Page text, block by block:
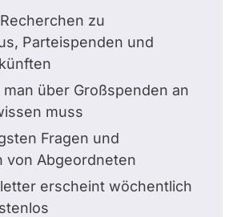
zu
Parteispenden und
man über Großspenden an
muss
Fragen und
von Abgeordneten
erscheint wöchentlich